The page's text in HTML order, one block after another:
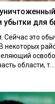
для
Сейчас это
области, т...